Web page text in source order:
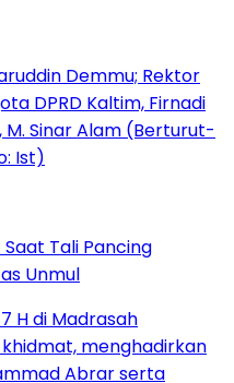
Saat Tali Pancing
Unmul